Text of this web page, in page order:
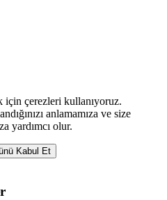
için çerezleri kullanıyoruz.
anlamamıza ve size
yardımcı olur.
Kabul Et